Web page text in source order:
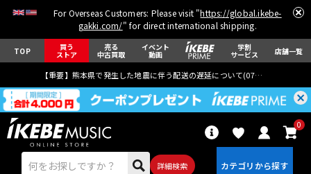
For Overseas Customers: Please visit "https://global.ikebe-
gakki.com/" for direct international shipping.
TOP 買う
ストア
売る
中古買取
イベント
動画
学割
サービス 店舗一覧
【重要】熊本県で発生した地震に伴う配送の遅延について(07月29日
詳細検索
0